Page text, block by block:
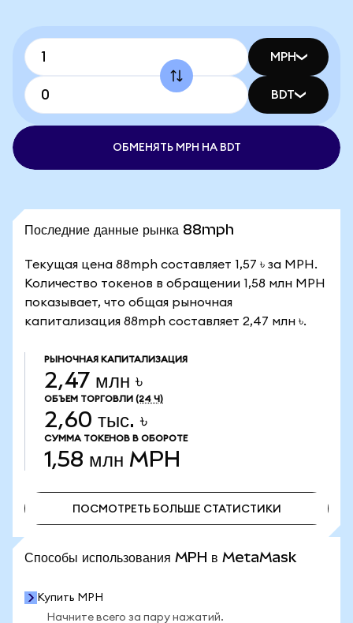
MPH
BDT
ОБМЕНЯТЬ MPH НА BDT
Последние данные рынка 88mph
Текущая цена 88mph составляет 1,57 ৳ за MPH.
Количество токенов в обращении 1,58 млн MPH
показывает, что общая рыночная
капитализация 88mph составляет 2,47 млн ৳.
РЫНОЧНАЯ КАПИТАЛИЗАЦИЯ
2,47 млн ৳
ОБЪЕМ ТОРГОВЛИ (24 Ч)
2,60 тыс. ৳
СУММА ТОКЕНОВ В ОБОРОТЕ
1,58 млн MPH
ПОСМОТРЕТЬ БОЛЬШЕ СТАТИСТИКИ
Способы использования MPH в MetaMask
Купить MPH
Начните всего за пару нажатий.